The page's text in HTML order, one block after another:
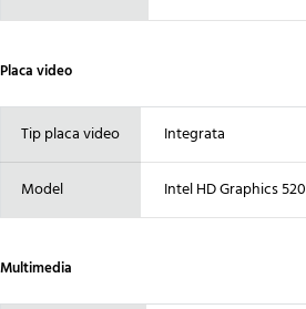
Placa video
Tip placa video Integrata
Model Intel HD Graphics 520
Multimedia